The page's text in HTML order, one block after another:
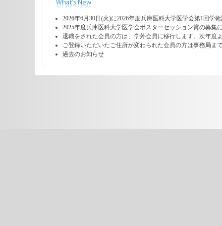
2026年6月30日(火)に2026年度兵庫医科大学医学会第1回学
2025年度兵庫医科大学医学会ポスターセッション賞の募集
退職をされた会員の方は、学外会員に移行します。次年度
ご登録いただいたご住所が変わられた会員の方は事務局 ま
過去のお知らせ